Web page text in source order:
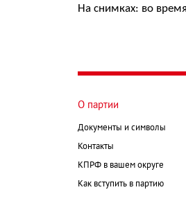
На снимках: во
О партии
Документы и символы
Контакты
КПРФ в вашем округе
Как вступить в партию